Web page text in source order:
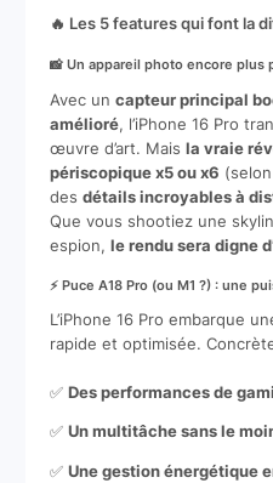
🔥 Les 5 features qui font la
📸 Un appareil photo encore plus
Avec un capteur principal
amélioré, l’iPhone 16 Pro
œuvre d’art. Mais la vraie
périscopique x5 ou x6
des détails incroyables à
Que vous shootiez une
espion, le rendu sera digne
⚡ Puce A18 Pro (ou M1 ?) : une
L’iPhone 16 Pro embarque
rapide et optimisée.
✅ Des performances de
✅ Un multitâche sans le
✅ Une gestion énergétique